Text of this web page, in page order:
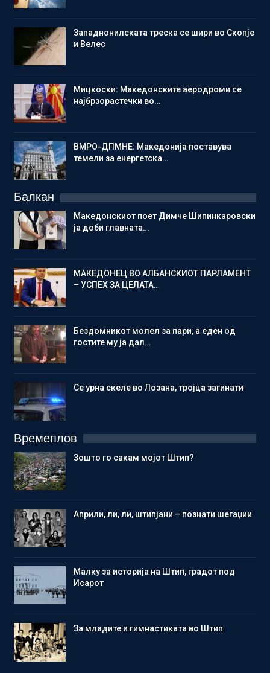
Западнонилската треска се шири во Скопје
и Велес
Мицкоски: Македонските аеродроми се
најбрзорастечки во…
ВМРО-ДПМНЕ: Македонија поставува
темели за енергетска…
Балкан
Македонскиот поет Димче Шипинкаровски
ја доби главната…
МАКЕДОНЕЦ ВО АЛБАНСКИОТ ПАРЛАМЕНТ
– УСПЕХ ЗА ЦЕЛАТА…
Бездомникот молел за пари, а еден од
гостите му ја дал…
Се урна скеле во Лозана, тројца загинати
Времеплов
Зошто го сакам мојот Штип?
Aприли, ли, ли, штипјани – познати шегаџии
Малку за историја на Штип, градот под
Исарот
Зa младите и гимнастиката во Штип